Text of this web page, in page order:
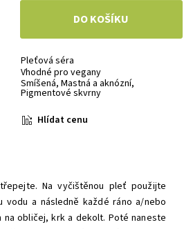
Pleťová séra
Vhodné pro vegany
Smíšená, Mastná a aknózní,
Pigmentové skvrny
Hlídat cenu
Na vyčištěnou pleť použijte
vodu a následně každé ráno a/nebo
na obličej, krk a dekolt. Poté naneste